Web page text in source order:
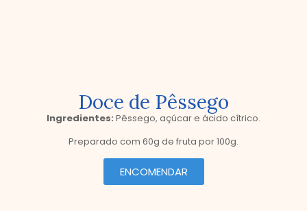
Doce de Pêssego
Ingredientes: Pêssego, açúcar e ácido cítrico.
Preparado com 60g de fruta por 100g.
ENCOMENDAR